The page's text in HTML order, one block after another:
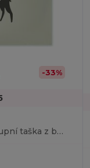
-33%
COTTONEL ++ Nákupní taška z bavlny 180g